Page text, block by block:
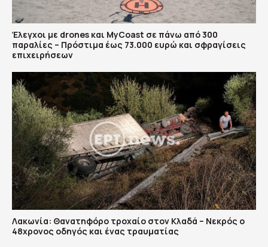
Έλεγχοι με drones και MyCoast σε πάνω από 300
παραλίες – Πρόστιμα έως 73.000 ευρώ και σφραγίσεις
επιχειρήσεων
Λακωνία: Θανατηφόρο τροχαίο στον Κλαδά – Νεκρός ο
48χρονος οδηγός και ένας τραυματίας